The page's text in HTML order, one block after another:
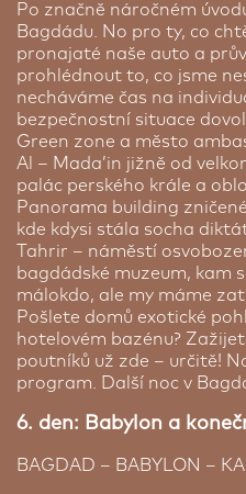
Po značně náročném
Bagdádu. No pro ty, co
pronajaté naše auto a
prohlédnout to, co jsme
necháváme čas na
bezpečnostní situace
Green zone a město
Al – Mada’in jižně od
palác perského krále a
Panorama building
kde kdysi stála socha
Tahrir – náměstí
bagdádské muzeum, kam
málokdo, ale my máme
Pošlete domů exotické
hotelovém bazénu?
poutníků už zde – určitě!
program. Další noc v
6. den: Babylon a
BAGDAD – BABYLON –